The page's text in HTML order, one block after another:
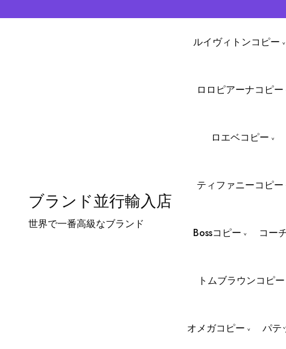
ブランド並行輸入店
世界で一番高級なブランド
ルイヴィトンコピー
ロロピアーナコピー
ロエベコピー
ティファニーコピー
Bossコピー コー
トムブラウンコピー
オメガコピー パテ